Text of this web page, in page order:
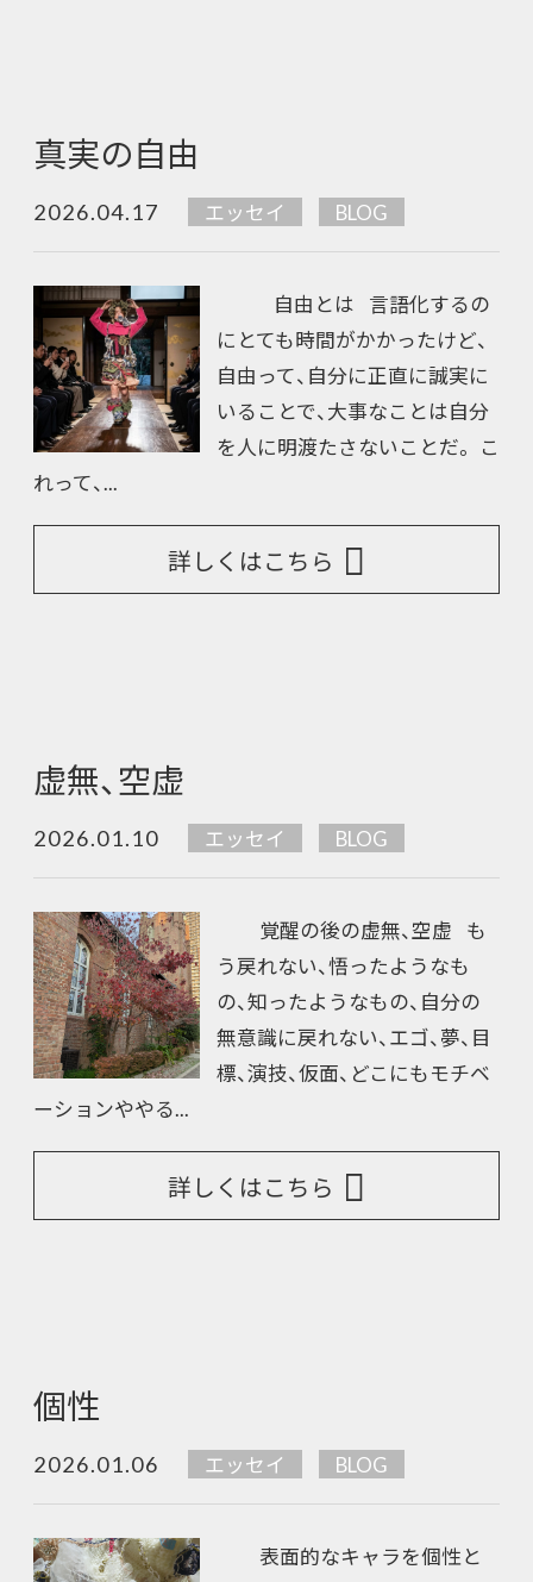
真実の自由
2026.04.17 エッセイ BLOG
自由とは 言語化するの
にとても時間がかかったけど、
自由って、自分に正直に誠実に
いることで、大事なことは自分
を人に明渡たさないことだ。 こ
れって、...
詳しくはこちら
虚無、空虚
2026.01.10 エッセイ BLOG
覚醒の後の虚無、空虚 も
う戻れない、悟ったようなも
の、知ったようなもの、自分の
無意識に戻れない、エゴ、夢、目
標、演技、仮面、どこにもモチベ
ーションややる...
詳しくはこちら
個性
2026.01.06 エッセイ BLOG
表面的なキャラを個性と